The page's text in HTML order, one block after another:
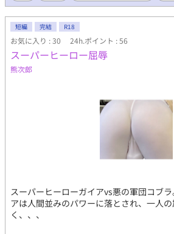
短編 完結 R18
お気に入り : 30 24h.ポイント : 56
スーパーヒーロー屈辱
熊次郎
スーパーヒーローガイアvs悪の軍団コブ
アは人間並みのパワーに落とされ、一人
く、、、